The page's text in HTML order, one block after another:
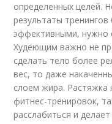
определенных целей.
результаты
эффективными, нужно
Худеющим важно не
сделать тело более
вес, то даже
слоем жира.
фитнес-тренировок,
расслабиться и